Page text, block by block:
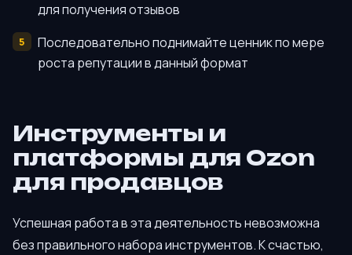
для получения отзывов
Последовательно поднимайте ценник по мере
роста репутации в данный формат
Инструменты и
платформы для Ozon
для продавцов
Успешная работа в эта деятельность невозможна
без правильного набора инструментов. К счастью,